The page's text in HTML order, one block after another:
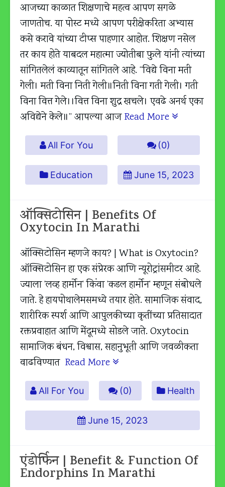
आजच्या काळात शिक्षणाचे महत्व आपण सगळे
जाणतोच. या पोस्ट मध्ये आपण परीक्षेकरिता अभ्यास
कसे करावे यांच्या टीप्स पाहणार आहोत. शिक्षण नसेल
तर काय होते याबदल महात्मा ज्योतीबा फुले यांनी त्यांच्या
सांगितलेलं काव्यातून सांगितले आहे. “विद्ये विना मती
गेली। मती विना निती गेली॥निती विना गती गेली। गती
विना वित्त गेले।।वित्त विना शुद्र खचले। एवढे अनर्थ एका
अविद्येने केले॥” आपल्या आज Read More
All For You (0)
Education June 15, 2023
ऑक्सिटोसिन | Benefits Of
Oxytocin In Marathi
ऑक्सिटोसिन म्हणजे काय? | What is Oxytocin?
ऑक्सिटोसिन हा एक संप्रेरक आणि न्यूरोट्रांसमीटर आहे.
ज्याला ‘लव्ह हार्मोन’ किंवा ‘कडल हार्मोन’ म्हणून संबोधले
जाते. हे हायपोथालेमसमध्ये तयार होते. सामाजिक संवाद,
शारीरिक स्पर्श आणि आपुलकीच्या कृतींच्या प्रतिसादात
रक्तप्रवाहात आणि मेंदूमध्ये सोडले जाते. Oxytocin
सामाजिक बंधन, विश्वास, सहानुभूती आणि जवळीकता
वाढविण्यात Read More
All For You (0) Health
June 15, 2023
एंडोर्फिन | Benefit & Function Of
Endorphins In Marathi